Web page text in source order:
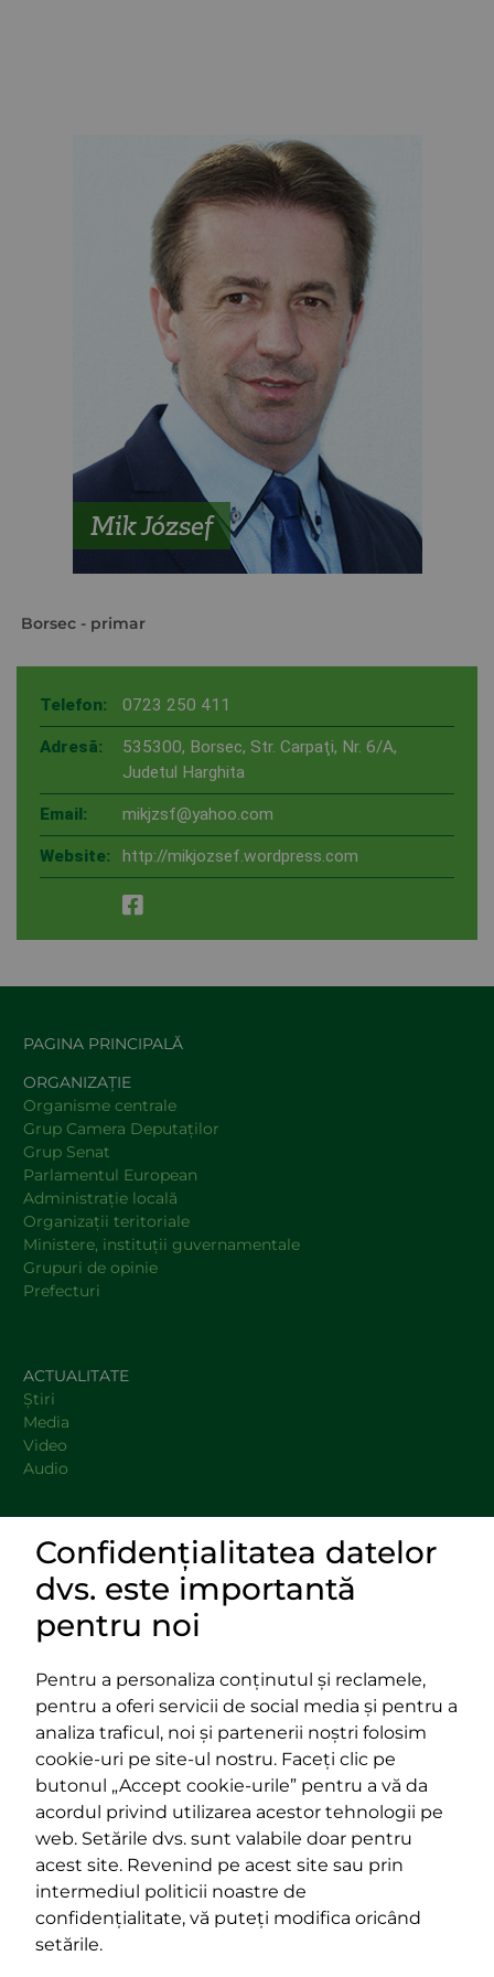
Mik József
Borsec - primar
Telefon: 0723 250 411
Adresă:
535300, Borsec, Str. Carpaţi, Nr. 6/A,
Judetul Harghita
Email: mikjzsf@yahoo.com
Website: http://mikjozsef.wordpress.com
PAGINA PRINCIPALĂ
ORGANIZAȚIE
Organisme centrale
Grup Camera Deputaţilor
Grup Senat
Parlamentul European
Administraţie locală
Organizaţii teritoriale
Ministere, instituţii guvernamentale
Grupuri de opinie
Prefecturi
ACTUALITATE
Știri
Media
Video
Audio
DOCUMENTE
LINKURI UTILE
Impressum
Termeni și condiții
Platforma PPE
400029 Cluj-Napoca,
strada Cardinal Iuliu Hossu, nr.
41
tel/fax:0723 250 321
email:office@rmdsz.ro
400489 Cluj-Napoca,
strada Republicii, nr.
60
tel/fax:0264 590 758
email:
Confidențialitatea datelor
dvs. este importantă
pentru noi
Pentru a personaliza conținutul și reclamele,
pentru a oferi servicii de social media și pentru a
analiza traficul, noi și partenerii noștri folosim
cookie-uri pe site-ul nostru. Faceți clic pe
butonul „Accept cookie-urile” pentru a vă da
acordul privind utilizarea acestor tehnologii pe
web. Setările dvs. sunt valabile doar pentru
acest site. Revenind pe acest site sau prin
intermediul politicii noastre de
confidențialitate, vă puteți modifica oricând
setările.